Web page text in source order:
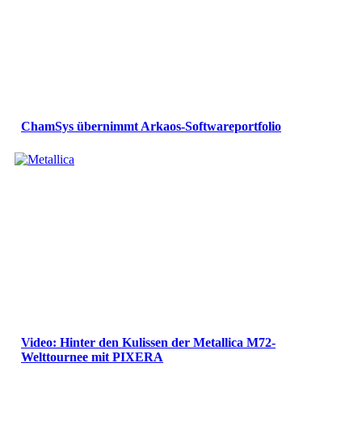
ChamSys übernimmt Arkaos-Softwareportfolio
Video: Hinter den Kulissen der Metallica M72-
Welttournee mit PIXERA